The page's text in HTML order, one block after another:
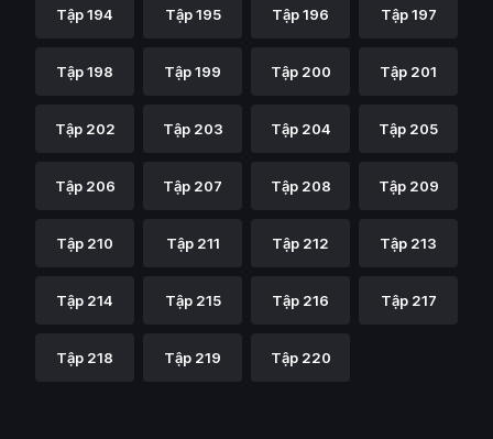
Tập 194 Tập 195 Tập 196 Tập 197
Tập 198 Tập 199 Tập 200 Tập 201
Tập 202 Tập 203 Tập 204 Tập 205
Tập 206 Tập 207 Tập 208 Tập 209
Tập 210 Tập 211 Tập 212 Tập 213
Tập 214 Tập 215 Tập 216 Tập 217
Tập 218 Tập 219 Tập 220